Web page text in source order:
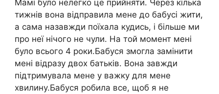
Мамі було нелегко це прийняти. Через кілька
тижнів вона відправила мене до бабусі жити,
а сама назавжди поїхала кудись, і більше ми
про неї нічого не чули. На той момент мені
було всього 4 роки.Бабуся змогла замінити
мені відразу двох батьків. Вона завжди
підтримувала мене у важку для мене
хвилину.Бабуся робила все, щоб я не